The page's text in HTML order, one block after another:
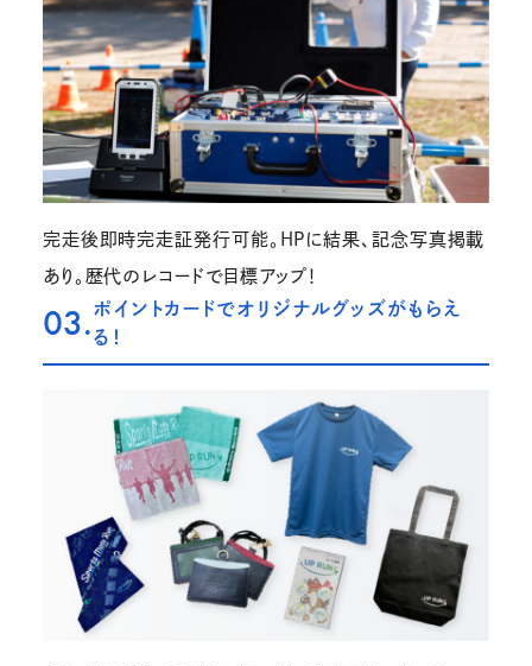
完走後即時完走証発行可能。HPに結果、記念写真掲載
あり。歴代のレコードで目標アップ！
03.ポイントカードでオリジナルグッズがもらえ
る！